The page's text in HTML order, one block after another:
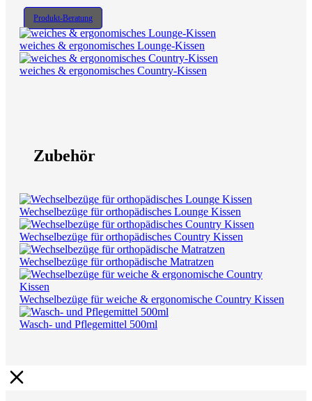
Produkt-Beratung
weiches & ergonomisches Lounge-Kissen
weiches & ergonomisches Country-Kissen
Zubehör
Wechselbezüge für orthopädisches Lounge Kissen
Wechselbezüge für orthopädisches Country Kissen
Wechselbezüge für orthopädische Matratzen
Wechselbezüge für weiche & ergonomische Country Kissen
Wasch- und Pflegemittel 500ml